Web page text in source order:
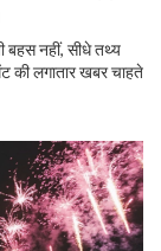
बहस नहीं, सीधे तथ्य
की लगातार खबर चाहते